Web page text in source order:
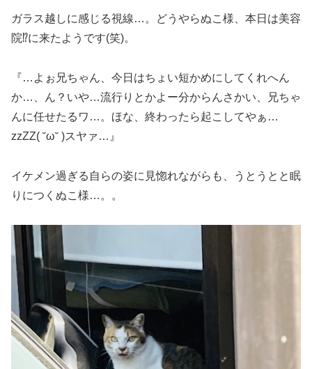
ガラス越しに感じる視線…。どうやらぬこ様、本日は美容
院⁉︎に来たようです(笑)。
『…よぉ兄ちゃん、今日はちょい短かめにしてくれへん
か…、ん？いや…流行りとかよー分からんさかい、兄ちゃ
んに任せたるワ…。ほな、終わったら起こしてやぁ…
zzZZ( ˘ω˘ )スヤァ…』
イケメン過ぎる自らの姿に見惚れながらも、うとうとと眠
りにつくぬこ様…。。